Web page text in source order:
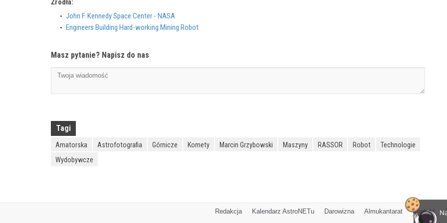
Źródła:
John F. Kennedy Space Center - NASA
Engineers Building Hard-working Mining Robot
Masz pytanie? Napisz do nas
Tagi
Amatorska Astrofotografia Górnicze Komety Marcin Grzybowski Maszyny RASSOR Robot
Technologie
Wydobywcze
Redakcja Kalendarz AstroNETu Darowizna Almukantarat Kontakt